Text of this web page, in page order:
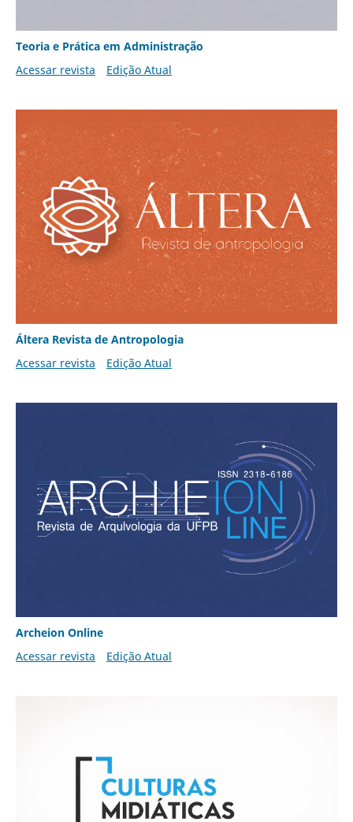
Teoria e Prática em Administração
Acessar revista
Edição Atual
Áltera Revista de Antropologia
Acessar revista
Edição Atual
Archeion Online
Acessar revista
Edição Atual